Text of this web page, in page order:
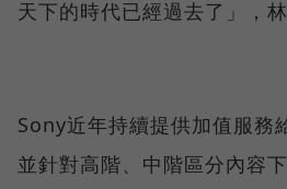
天下的時代已經過去了」，林
Sony近年持續提供加值服務
並針對高階、中階區分內容